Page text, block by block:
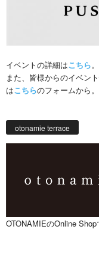
イベントの詳細はこちら。
また、皆様からのイベン
はこちらのフォームから。
otonamie terrace
OTONAMIEのOnline Shop